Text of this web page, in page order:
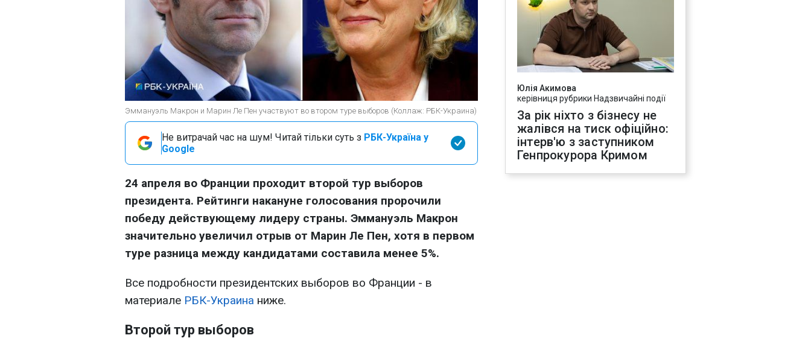
Эммануэль Макрон и Марин Ле Пен участвуют во втором туре выборов (Коллаж: РБК-Украина)
Не витрачай час на шум! Читай тільки суть з РБК-Україна у
Google
24 апреля во Франции проходит второй тур выборов
президента. Рейтинги накануне голосования пророчили
победу действующему лидеру страны. Эммануэль Макрон
значительно увеличил отрыв от Марин Ле Пен, хотя в первом
туре разница между кандидатами составила менее 5%.
Все подробности президентских выборов во Франции - в
материале РБК-Украина ниже.
Второй тур выборов
Юлія Акимова
керівниця рубрики Надзвичайні події
За рік ніхто з бізнесу не
жалівся на тиск офіційно:
інтерв'ю з заступником
Генпрокурора Кримом